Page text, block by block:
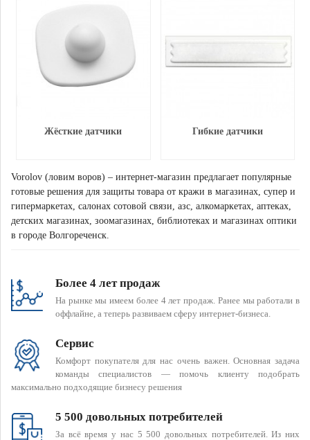
Жёсткие датчики Гибкие датчики
Vorolov (ловим воров) – интернет-магазин предлагает популярные
готовые решения для защиты товара от кражи в магазинах, супер и
гипермаркетах, салонах сотовой связи, азс, алкомаркетах, аптеках,
детских магазинах, зоомагазинах, библиотеках и магазинах оптики
в городе Волгореченск.
Более 4 лет продаж
На рынке мы имеем более 4 лет продаж. Ранее мы работали в
оффлайне, а теперь развиваем сферу интернет-бизнеса.
Сервис
Комфорт покупателя для нас очень важен. Основная задача
команды специалистов — помочь клиенту подобрать
максимально подходящие бизнесу решения
5 500 довольных потребителей
За всё время у нас 5 500 довольных потребителей. Из них